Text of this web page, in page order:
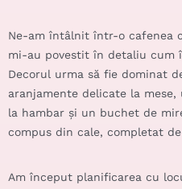
Ne-am întâlnit într-o cafenea
mi-au povestit în detaliu cum
Decorul urma să fie dominat
aranjamente delicate la
la hambar și un buchet de
compus din cale, completat
Am început planificarea cu